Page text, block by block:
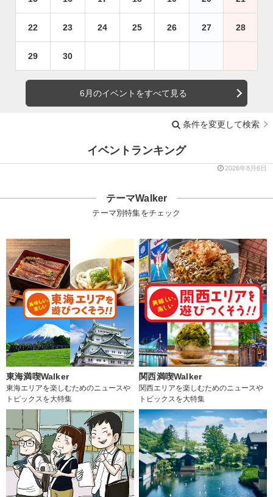
22 23 24 25 26 27 28
29 30
6月のイベントをすべて見る
条件を変更して検索
イベントランキング
2026年8月6日
テーマWalker
テーマ別特集をチェック
東海満喫Walker
東海エリアを楽しむためのニュースや
トピックスを大特集
関西満喫Walker
関西エリアを楽しむためのニュースや
トピックスを大特集